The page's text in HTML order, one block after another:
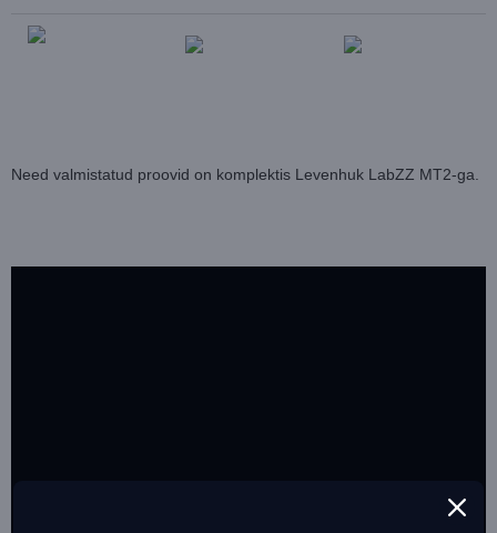
Need valmistatud proovid on komplektis Levenhuk LabZZ MT2-ga.